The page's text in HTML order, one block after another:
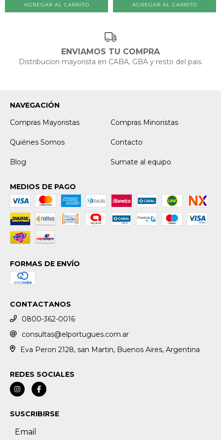
ENVIAMOS TU COMPRA
Distribucion mayorista en CABA, GBA y resto del pais.
NAVEGACIÓN
Compras Mayoristas
Compras Minoristas
Quiénes Somos Contacto
Blog Sumate al equipo
MEDIOS DE PAGO
FORMAS DE ENVÍO
CONTACTANOS
0800-362-0016
consultas@elportugues.com.ar
Eva Peron 2128, san Martin, Buenos Aires, Argentina
REDES SOCIALES
SUSCRIBIRSE